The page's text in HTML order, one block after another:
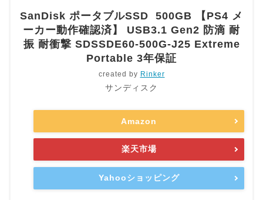
SanDisk ポータブルSSD 500GB 【PS4 メ
ーカー動作確認済】 USB3.1 Gen2 防滴 耐
振 耐衝撃 SDSSDE60-500G-J25 Extreme
Portable 3年保証
created by Rinker
サンディスク
Amazon
楽天市場
Yahooショッピング